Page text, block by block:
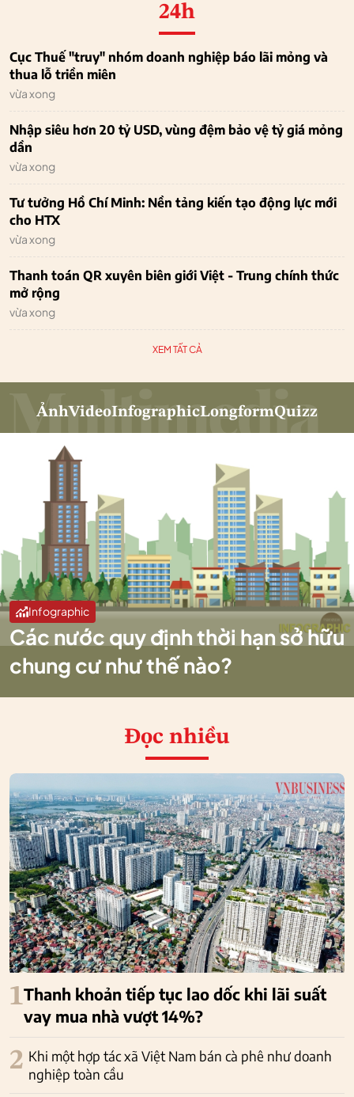
24h
Cục Thuế "truy" nhóm doanh nghiệp báo lãi mỏng và
thua lỗ triền miên
vừa xong
Nhập siêu hơn 20 tỷ USD, vùng đệm bảo vệ tỷ giá mỏng
dần
vừa xong
Tư tưởng Hồ Chí Minh: Nền tảng kiến tạo động lực mới
cho HTX
vừa xong
Thanh toán QR xuyên biên giới Việt - Trung chính thức
mở rộng
vừa xong
XEM TẤT CẢ
ẢnhVideoInfographicLongformQuizz
Infographic
Các nước quy định thời hạn sở hữu
chung cư như thế nào?
Đọc nhiều
1Thanh khoản tiếp tục lao dốc khi lãi suất
vay mua nhà vượt 14%?
2 Khi một hợp tác xã Việt Nam bán cà phê như doanh
nghiệp toàn cầu